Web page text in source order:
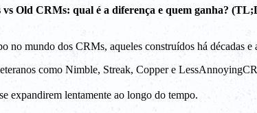
Old CRMs: qual é a diferença e quem ganha?
no mundo dos CRMs, aqueles construídos há décadas
como Nimble, Streak, Copper e
expandirem lentamente ao longo do tempo.